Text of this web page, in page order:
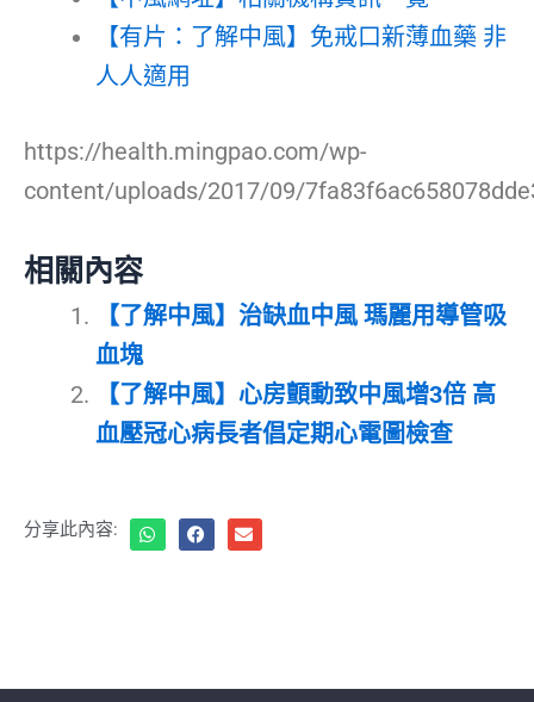
【有片：了解中風】免戒口新薄血藥 非
人人適用
https://health.mingpao.com/wp-
content/uploads/2017/09/
相關內容
【了解中風】治缺血中風 瑪麗用導管吸
血塊
【了解中風】心房顫動致中風增3倍 高
血壓冠心病長者倡定期心電圖檢查
分享此內容: